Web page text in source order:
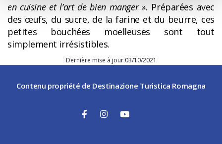
en cuisine et l’art de bien manger ». Préparées avec
des œufs, du sucre, de la farine et du beurre, ces
petites bouchées moelleuses sont tout
simplement irrésistibles.
Dernière mise à jour 03/10/2021
Contenu propriété de Destinazione Turistica Romagna